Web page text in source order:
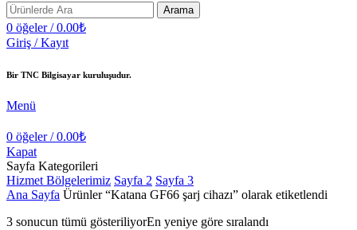
Arama
0 öğeler / 0.00₺
Giriş / Kayıt
Bir TNC Bilgisayar kuruluşudur.
Menü
0 öğeler / 0.00₺
Kapat
Sayfa Kategorileri
Hizmet Bölgelerimiz Sayfa 2 Sayfa 3
Ana Sayfa Ürünler “Katana GF66 şarj cihazı” olarak etiketlendi
3 sonucun tümü gösteriliyorEn yeniye göre sıralandı